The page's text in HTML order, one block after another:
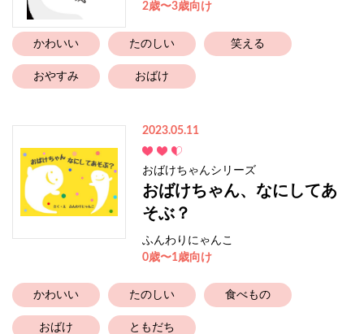
2歳〜3歳向け
かわいい たのしい 笑える
おやすみ おばけ
2023.05.11
おばけちゃんシリーズ
おばけちゃん、なにしてあ
そぶ？
ふんわりにゃんこ
0歳〜1歳向け
かわいい たのしい 食べもの
おばけ ともだち